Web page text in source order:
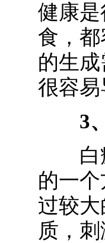
健康
食，
的生
很容
3、
白癜
的一
过较
质，